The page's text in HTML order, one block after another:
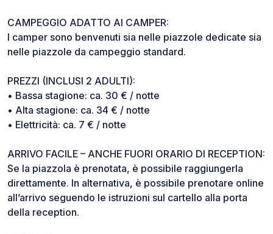
CAMPEGGIO ADATTO AI CAMPER:
I camper sono benvenuti sia nelle piazzole dedicate sia
nelle piazzole da campeggio standard.
PREZZI (INCLUSI 2 ADULTI):
• Bassa stagione: ca. 30 € / notte
• Alta stagione: ca. 34 € / notte
• Elettricità: ca. 7 € / notte
ARRIVO FACILE – ANCHE FUORI ORARIO DI RECEPTION:
Se la piazzola è prenotata, è possibile raggiungerla
direttamente. In alternativa, è possibile prenotare online
all’arrivo seguendo le istruzioni sul cartello alla porta
della reception.